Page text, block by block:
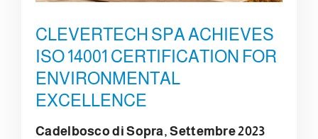
CLEVERTECH SPA ACHIEVES
ISO 14001 CERTIFICATION FOR
ENVIRONMENTAL
EXCELLENCE
Cadelbosco di Sopra, Settembre 2023